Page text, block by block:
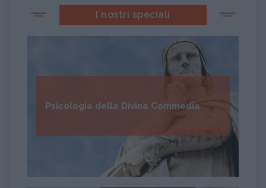
I nostri speciali
Psicologia della Divina Commedia